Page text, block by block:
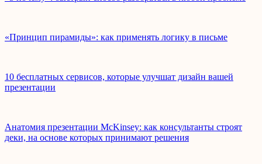
«Принцип пирамиды»: как применять логику в письме
10 бесплатных сервисов, которые улучшат дизайн вашей
презентации
Анатомия презентации McKinsey: как консультанты строят
деки, на основе которых принимают решения